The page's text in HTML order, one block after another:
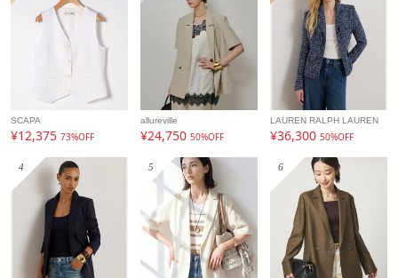
SCAPA
¥12,375 73%OFF
allureville
¥24,75050%OFF
LAUREN RALPH LAUREN
¥36,30050%OFF
4 5 6